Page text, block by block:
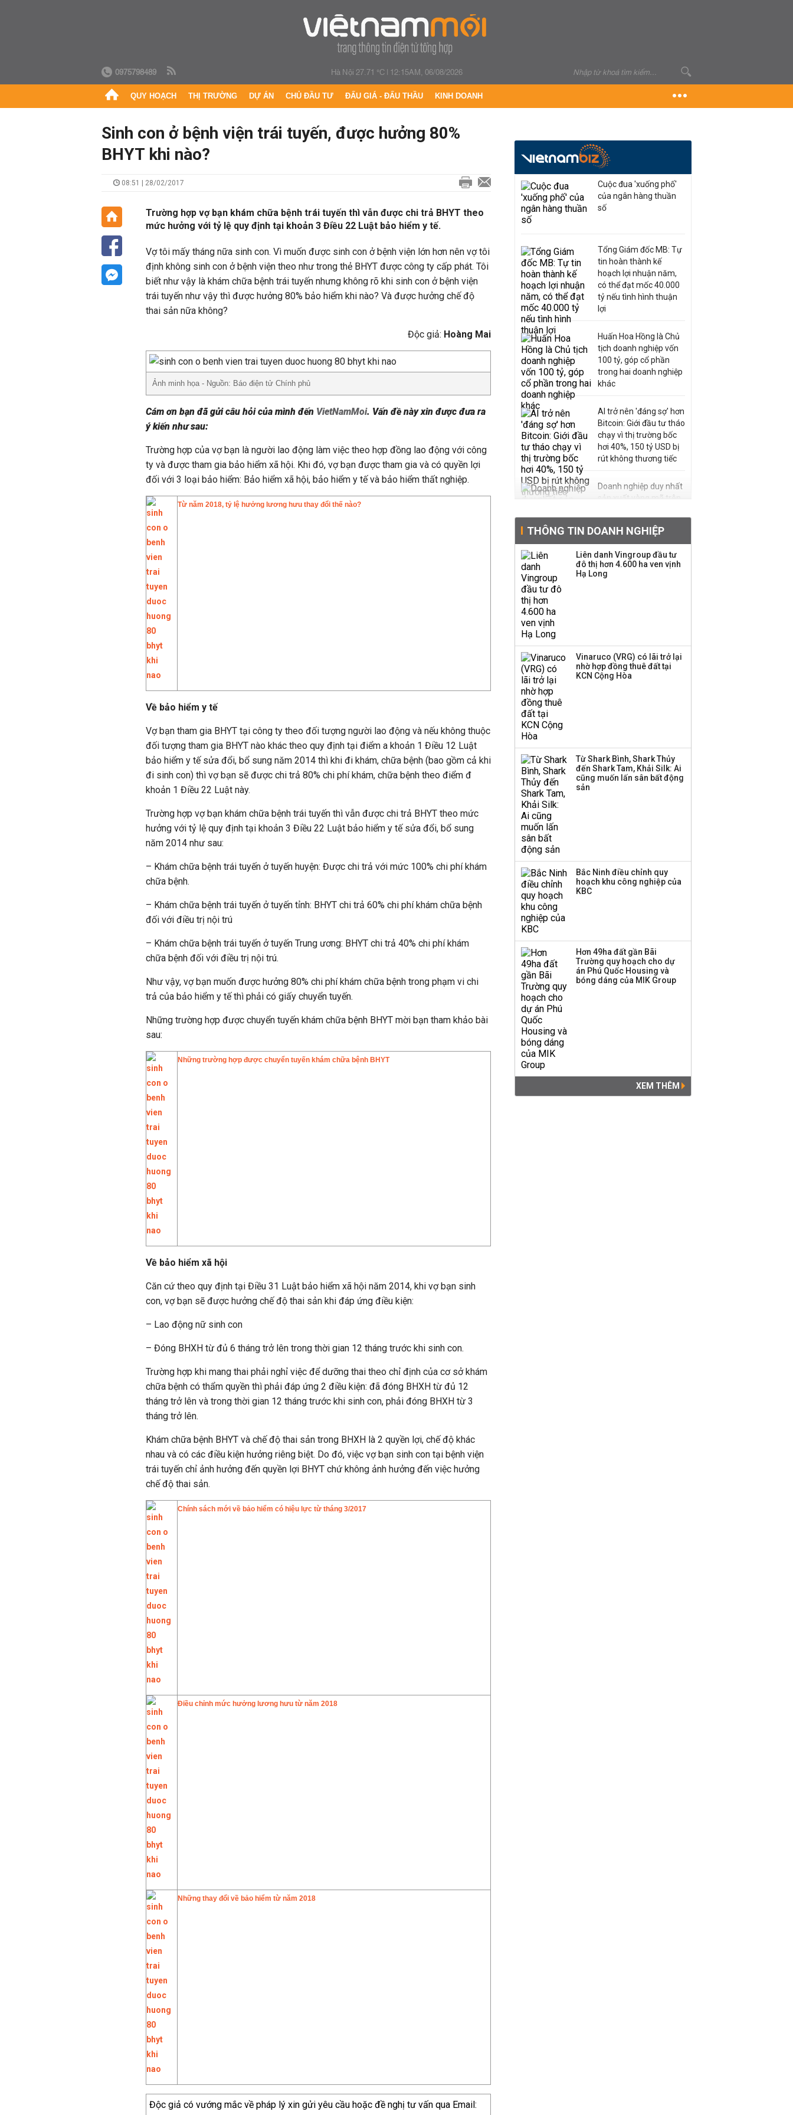
0975798489 Hà Nội 27.71 °C| 12:15AM, 06/08/2026
QUY HOẠCH THỊ TRƯỜNG DỰ ÁN CHỦ ĐẦU TƯ ĐẤU GIÁ - ĐẤU THẦU KINH DOANH
Sinh con ở bệnh viện trái tuyến, được hưởng 80%
BHYT khi nào?
08:51 | 28/02/2017
Trường hợp vợ bạn khám chữa bệnh trái tuyến thì vẫn được chi trả BHYT theo
mức hưởng với tỷ lệ quy định tại khoản 3 Điều 22 Luật bảo hiểm y tế.
Vợ tôi mấy tháng nữa sinh con. Vì muốn được sinh con ở bệnh viện lớn hơn nên vợ tôi
định không sinh con ở bệnh viện theo như trong thẻ BHYT được công ty cấp phát. Tôi
biết như vậy là khám chữa bệnh trái tuyến nhưng không rõ khi sinh con ở bệnh viện
trái tuyến như vậy thì được hưởng 80% bảo hiểm khi nào? Và được hưởng chế độ
thai sản nữa không?
Độc giả: Hoàng Mai
Ảnh minh họa - Nguồn: Báo điện tử Chính phủ
Cám ơn bạn đã gửi câu hỏi của mình đến VietNamMoi. Vấn đề này xin được đưa ra
ý kiến như sau:
Trường hợp của vợ bạn là người lao động làm việc theo hợp đồng lao động với công
ty và được tham gia bảo hiểm xã hội. Khi đó, vợ bạn được tham gia và có quyền lợi
đối với 3 loại bảo hiểm: Bảo hiểm xã hội, bảo hiểm y tế và bảo hiểm thất nghiệp.
Từ năm 2018, tỷ lệ hưởng lương hưu thay đổi thế nào?
Về bảo hiểm y tế
Vợ bạn tham gia BHYT tại công ty theo đối tượng người lao động và nếu không thuộc
đối tượng tham gia BHYT nào khác theo quy định tại điểm a khoản 1 Điều 12 Luật
bảo hiểm y tế sửa đổi, bổ sung năm 2014 thì khi đi khám, chữa bệnh (bao gồm cả khi
đi sinh con) thì vợ bạn sẽ được chi trả 80% chi phí khám, chữa bệnh theo điểm đ
khoản 1 Điều 22 Luật này.
Trường hợp vợ bạn khám chữa bệnh trái tuyến thì vẫn được chi trả BHYT theo mức
hưởng với tỷ lệ quy định tại khoản 3 Điều 22 Luật bảo hiểm y tế sửa đổi, bổ sung
năm 2014 như sau:
– Khám chữa bệnh trái tuyến ở tuyến huyện: Được chi trả với mức 100% chi phí khám
chữa bệnh.
– Khám chữa bệnh trái tuyến ở tuyến tỉnh: BHYT chi trả 60% chi phí khám chữa bệnh
đối với điều trị nội trú
– Khám chữa bệnh trái tuyến ở tuyến Trung ương: BHYT chi trả 40% chi phí khám
chữa bệnh đối với điều trị nội trú.
Như vậy, vợ bạn muốn được hưởng 80% chi phí khám chữa bệnh trong phạm vi chi
trả của bảo hiểm y tế thì phải có giấy chuyển tuyến.
Những trường hợp được chuyển tuyến khám chữa bệnh BHYT mời bạn tham khảo bài
sau:
Những trường hợp được chuyển tuyến khám chữa bệnh BHYT
Về bảo hiểm xã hội
Căn cứ theo quy định tại Điều 31 Luật bảo hiểm xã hội năm 2014, khi vợ bạn sinh
con, vợ bạn sẽ được hưởng chế độ thai sản khi đáp ứng điều kiện:
– Lao động nữ sinh con
– Đóng BHXH từ đủ 6 tháng trở lên trong thời gian 12 tháng trước khi sinh con.
Trường hợp khi mang thai phải nghỉ việc để dưỡng thai theo chỉ định của cơ sở khám
chữa bệnh có thẩm quyền thì phải đáp ứng 2 điều kiện: đã đóng BHXH từ đủ 12
tháng trở lên và trong thời gian 12 tháng trước khi sinh con, phải đóng BHXH từ 3
tháng trở lên.
Khám chữa bệnh BHYT và chế độ thai sản trong BHXH là 2 quyền lợi, chế độ khác
nhau và có các điều kiện hưởng riêng biệt. Do đó, việc vợ bạn sinh con tại bệnh viện
trái tuyến chỉ ảnh hưởng đến quyền lợi BHYT chứ không ảnh hưởng đến việc hưởng
chế độ thai sản.
Chính sách mới về bảo hiểm có hiệu lực từ tháng 3/2017
Điều chỉnh mức hưởng lương hưu từ năm 2018
Những thay đổi về bảo hiểm từ năm 2018
Độc giả có vướng mắc về pháp lý xin gửi yêu cầu hoặc đề nghị tư vấn qua Email:
Cuộc đua 'xuống phố'
của ngân hàng thuần
số
Tổng Giám đốc MB: Tự
tin hoàn thành kế
hoạch lợi nhuận năm,
có thể đạt mốc 40.000
tỷ nếu tình hình thuận
lợi
Huấn Hoa Hồng là Chủ
tịch doanh nghiệp vốn
100 tỷ, góp cổ phần
trong hai doanh nghiệp
khác
AI trở nên 'đáng sợ' hơn
Bitcoin: Giới đầu tư tháo
chạy vì thị trường bốc
hơi 40%, 150 tỷ USD bị
rút không thương tiếc
Doanh nghiệp duy nhất
sản xuất vàng mã trên
nào từ ngân hàng
Con gái tỷ phú Phạm
Nhật Vượng lần đầu
tháng 7 biến động
Thị trường thường
‘phất lên’ trong tháng 8,
nhóm ngành nào có
THÔNG TIN DOANH NGHIỆP
Liên danh Vingroup đầu tư
đô thị hơn 4.600 ha ven vịnh
Hạ Long
Vinaruco (VRG) có lãi trở lại
nhờ hợp đồng thuê đất tại
KCN Cộng Hòa
Từ Shark Bình, Shark Thủy
đến Shark Tam, Khải Silk: Ai
cũng muốn lấn sân bất động
sản
Bắc Ninh điều chỉnh quy
hoạch khu công nghiệp của
KBC
Hơn 49ha đất gần Bãi
Trường quy hoạch cho dự
án Phú Quốc Housing và
bóng dáng của MIK Group
XEM THÊM